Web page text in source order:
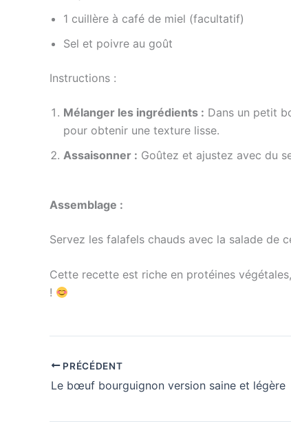
1 cuillère à café de miel (facultatif)
Sel et poivre au goût
Instructions :
Mélanger les ingrédients : Dans un petit
pour obtenir une texture lisse.
Assaisonner : Goûtez et ajustez avec du
Assemblage :
Servez les falafels chauds avec la salade de
Cette recette est riche en protéines
!
PRÉCÉDENT
Le bœuf bourguignon version saine et légère